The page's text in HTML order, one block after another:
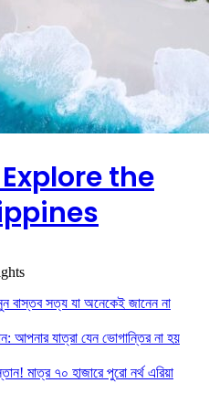
the
বাস্তব সত্য যা অনেকেই জানেন না
আপনার যাত্রা যেন ভোগান্তির না হয়
মাত্র ৭০ হাজারে পুরো নর্থ এরিয়া